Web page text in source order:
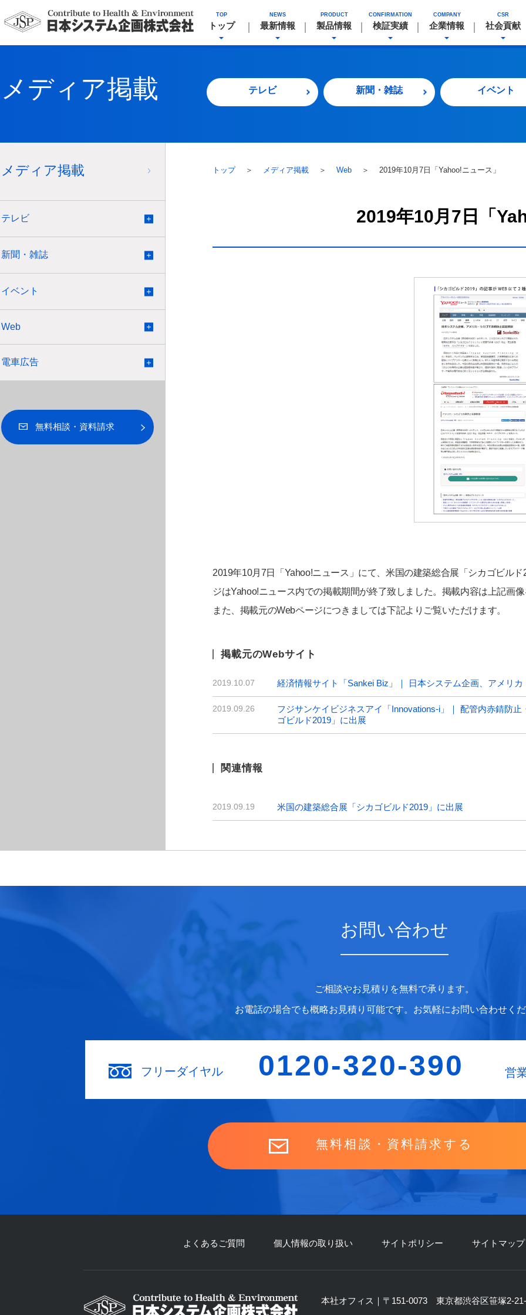
TOP
トップ
NEWS
最新情報
PRODUCT
製品情報
CONFIRMATION
検証実績
COMPANY
企業情報
CSR
社会貢献
メディア掲載 テレビ 新聞・雑誌 イベント
トップ ＞ メディア掲載 ＞ Web ＞ 2019年10月7日「Yahoo!ニュース」
2019年10月7日「
2019年10月7日「Yahoo!ニュース」にて、米国の建築総合展「シカゴビル
ジはYahoo!ニュース内での掲載期間が終了致しました。掲載内容は上記画
また、掲載元のWebページにつきましては下記よりご覧いただけます。
掲載元のWebサイト
2019.10.07 経済情報サイト「Sankei Biz」｜ 日本システム企画、アメリ
2019.09.26
フジサンケイビジネスアイ「Innovations-i」｜ 配管内赤錆防
ゴビルド2019」に出展
関連情報
2019.09.19 米国の建築総合展「シカゴビルド2019」に出展
メディア掲載
テレビ
一覧
新聞・雑誌
一覧
イベント
一覧
Web
一覧
電車広告
無料相談・資料請求
お問い合わせ
ご相談やお見積りを無料で承ります。
お電話の場合でも概略お見積り可能です。お気軽にお問い合わせく
フリーダイヤル 0120-320-390 営
無料相談・資料請求する
よくあるご質問 個人情報の取り扱い サイトポリシー サイトマップ
本社オフィス｜〒151-0073 東京都渋谷区笹塚2-